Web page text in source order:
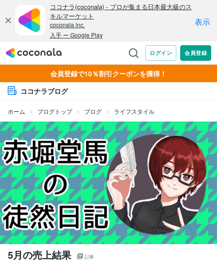
会員登録で10％割引クーポンを獲得！
ココナラブログ
ホーム ブログトップ ブログ ライフスタイル
5月の売上結果 記事